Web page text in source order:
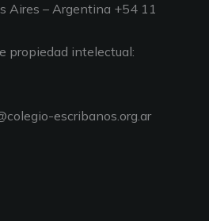
Aires – Argentina +54 11
propiedad intelectual:
escribanos.org.ar